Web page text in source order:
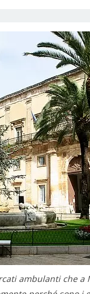
ambulanti che